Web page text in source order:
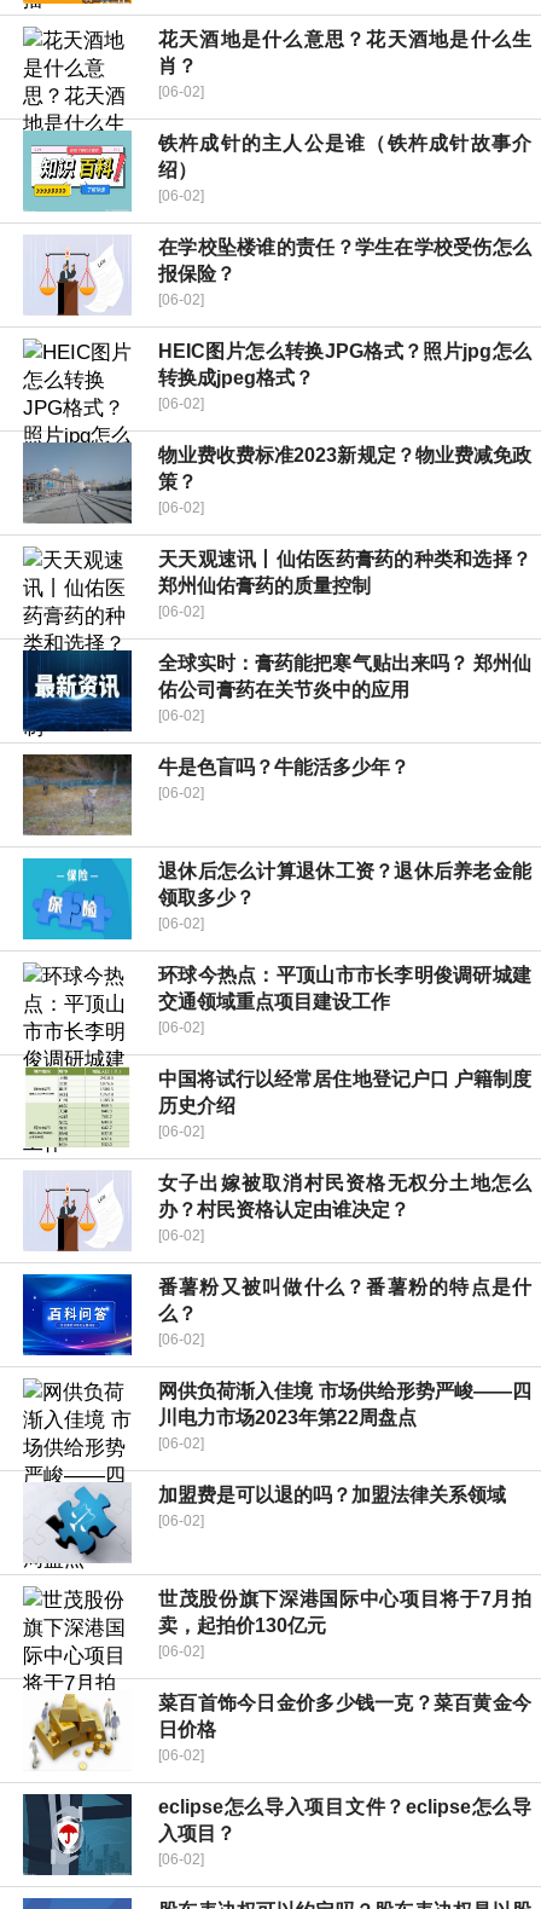
花天酒地是什么意思？花天酒地是什么生
肖？
[06-02]
铁杵成针的主人公是谁（铁杵成针故事介
绍）
[06-02]
在学校坠楼谁的责任？学生在学校受伤怎么
报保险？
[06-02]
HEIC图片怎么转换JPG格式？照片jpg怎么
转换成jpeg格式？
[06-02]
物业费收费标准2023新规定？物业费减免政
策？
[06-02]
天天观速讯丨仙佑医药膏药的种类和选择？
郑州仙佑膏药的质量控制
[06-02]
全球实时：膏药能把寒气贴出来吗？ 郑州仙
佑公司膏药在关节炎中的应用
[06-02]
牛是色盲吗？牛能活多少年？
[06-02]
退休后怎么计算退休工资？退休后养老金能
领取多少？
[06-02]
环球今热点：平顶山市市长李明俊调研城建
交通领域重点项目建设工作
[06-02]
中国将试行以经常居住地登记户口 户籍制度
历史介绍
[06-02]
女子出嫁被取消村民资格无权分土地怎么
办？村民资格认定由谁决定？
[06-02]
番薯粉又被叫做什么？番薯粉的特点是什
么？
[06-02]
网供负荷渐入佳境 市场供给形势严峻——四
川电力市场2023年第22周盘点
[06-02]
加盟费是可以退的吗？加盟法律关系领域
[06-02]
世茂股份旗下深港国际中心项目将于7月拍
卖，起拍价130亿元
[06-02]
菜百首饰今日金价多少钱一克？菜百黄金今
日价格
[06-02]
eclipse怎么导入项目文件？eclipse怎么导
入项目？
[06-02]